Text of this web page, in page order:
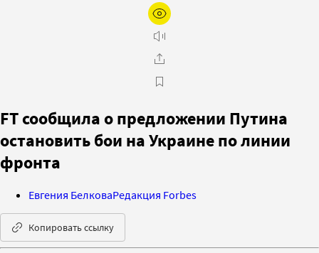
FT сообщила о предложении Путина
остановить бои на Украине по линии
фронта
Евгения БелковаРедакция Forbes
Копировать ссылку